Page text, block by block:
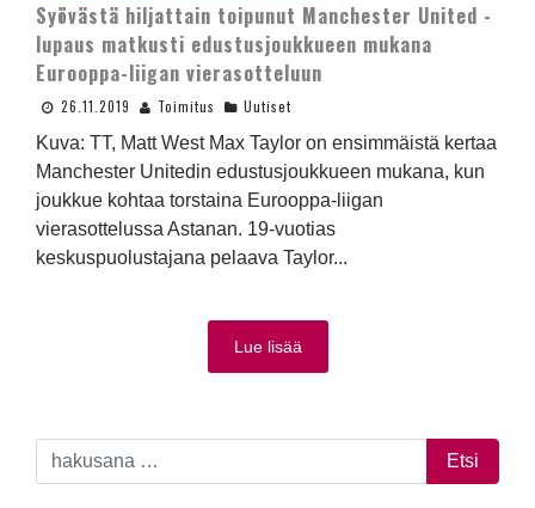
Syövästä hiljattain toipunut Manchester United -
lupaus matkusti edustusjoukkueen mukana
Eurooppa-liigan vierasotteluun
26.11.2019 Toimitus Uutiset
Kuva: TT, Matt West Max Taylor on ensimmäistä kertaa
Manchester Unitedin edustusjoukkueen mukana, kun
joukkue kohtaa torstaina Eurooppa-liigan
vierasottelussa Astanan. 19-vuotias
keskuspuolustajana pelaava Taylor...
Lue lisää